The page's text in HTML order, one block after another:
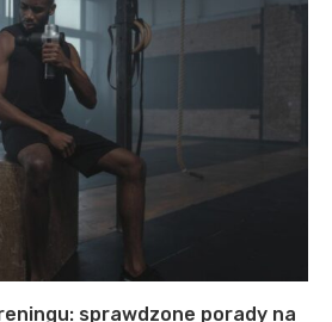
sprawdzone porady na